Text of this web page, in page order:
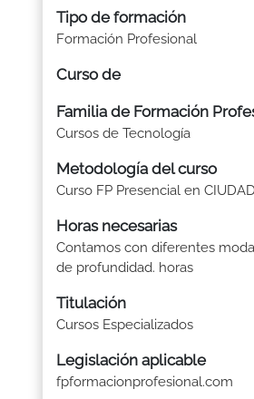
Tipo de formación
Formación Profesional
Curso de
Familia de Formación
Cursos de Tecnología
Metodología del curso
Curso FP Presencial en
Horas necesarias
Contamos con diferentes
de profundidad. horas
Titulación
Cursos Especializados
Legislación aplicable
fpformacionprofesional.com